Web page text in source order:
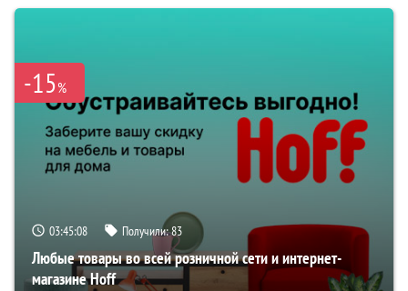
-15%
03:45:07 Получили:83
Любые товары во всей розничной сети и интернет-
магазине Hoff